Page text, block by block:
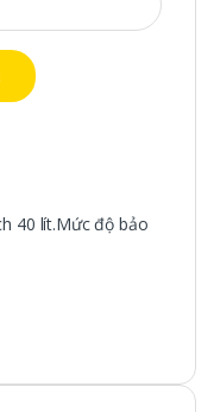
40 lít.Mức độ bảo